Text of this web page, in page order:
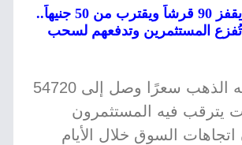
عاجل: الدولار يقفز 90 قرشاً ويقترب من 50 جنيهاً..
المستثمرين وتدفعهم لسحب
ووسجل الجنيه الذهب سعرًا وصل إلى 54720
يترقب فيه المستثمرون
السوق خلال الأيام